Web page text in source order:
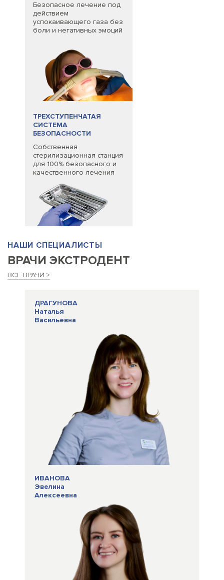
Безопасное лечение под
действием
успокаивающего газа без
боли и негативных эмоций
ТРЕХСТУПЕНЧАТАЯ
СИСТЕМА
БЕЗОПАСНОСТИ
Собственная
стерилизационная станция
для 100% безопасного и
качественного лечения
НАШИ СПЕЦИАЛИСТЫ
ВРАЧИ ЭКСТРОДЕНТ
ВСЕ ВРАЧИ
ДРАГУНОВА
Наталья
Васильевна
ИВАНОВА
Эвелина
Алексеевна